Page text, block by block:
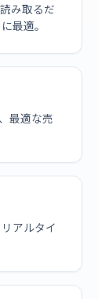
み取るだ
最適。
最適な売
アルタイ